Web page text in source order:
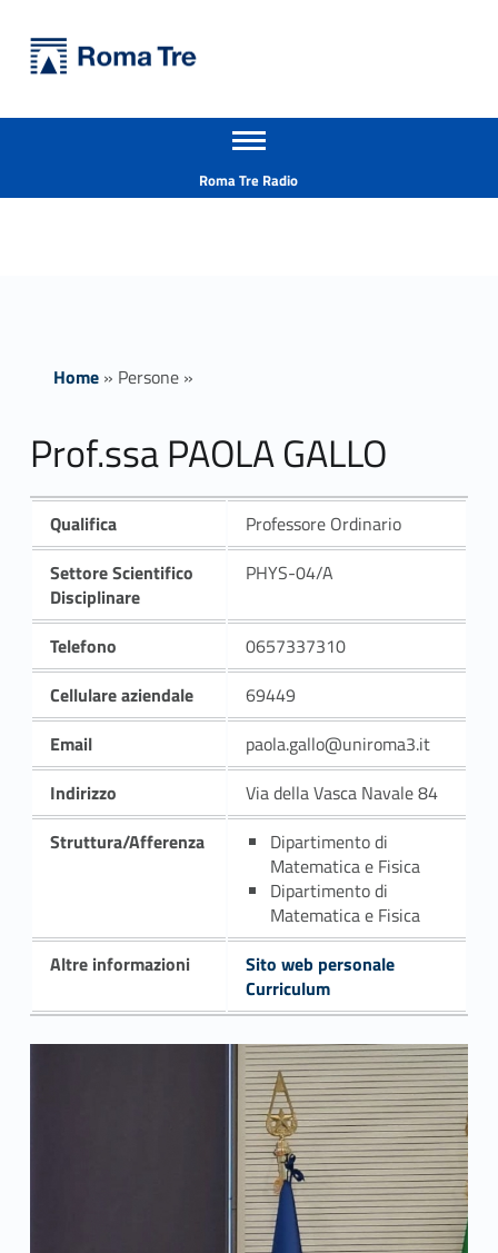
Prof.ssa PAOLA GALLO - Università Roma Tre
Apri il menu secondario
Roma Tre Radio
Home» Persone»
Prof.ssa PAOLA GALLO
Qualifica
Professore Ordinario
Settore Scientifico
Disciplinare
PHYS-04/A
Telefono
0657337310
Cellulare aziendale
69449
Email
paola.gallo@uniroma3.it
Indirizzo
Via della Vasca Navale 84
Struttura/Afferenza
Dipartimento di
Matematica e Fisica
Dipartimento di
Matematica e Fisica
Altre informazioni
Sito web personale
Curriculum